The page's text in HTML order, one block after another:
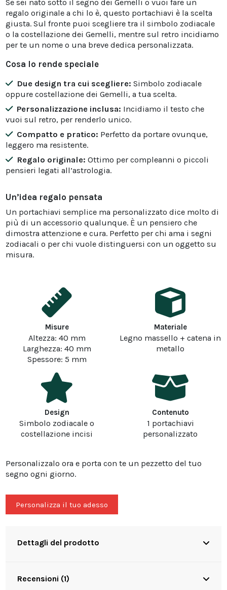
Se sei nato sotto il segno dei Gemelli o vuoi fare un
regalo originale a chi lo è, questo portachiavi è la scelta
giusta. Sul fronte puoi scegliere tra il simbolo zodiacale
o la costellazione dei Gemelli, mentre sul retro incidiamo
per te un nome o una breve dedica personalizzata.
Cosa lo rende speciale
Due design tra cui scegliere: Simbolo zodiacale
oppure costellazione dei Gemelli, a tua scelta.
Personalizzazione inclusa: Incidiamo il testo che
vuoi sul retro, per renderlo unico.
Compatto e pratico: Perfetto da portare ovunque,
leggero ma resistente.
Regalo originale: Ottimo per compleanni o piccoli
pensieri legati all’astrologia.
Un’idea regalo pensata
Un portachiavi semplice ma personalizzato dice molto di
più di un accessorio qualunque. È un pensiero che
dimostra attenzione e cura. Perfetto per chi ama i segni
zodiacali o per chi vuole distinguersi con un oggetto su
misura.
Misure
Altezza: 40 mm
Larghezza: 40 mm
Spessore: 5 mm
Materiale
Legno massello + catena in
metallo
Design
Simbolo zodiacale o
costellazione incisi
Contenuto
1 portachiavi
personalizzato
Personalizzalo ora e porta con te un pezzetto del tuo
segno ogni giorno.
Personalizza il tuo adesso
Dettagli del prodotto
Recensioni (1)